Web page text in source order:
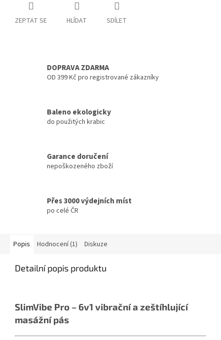
ZEPTAT SE HLÍDAT SDÍLET
DOPRAVA ZDARMA
OD 399 Kč pro registrované zákazníky
Baleno ekologicky
do použitých krabic
Garance doručení
nepoškozeného zboží
Přes 3000 výdejních míst
po celé ČR
Popis Hodnocení (1) Diskuze
Detailní popis produktu
SlimVibe Pro – 6v1 vibrační a zeštíhlující
masážní pás